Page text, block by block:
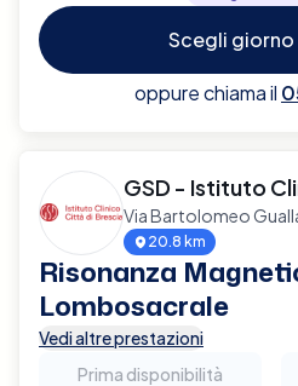
Scegli giorno
oppure chiama il
GSD - Istituto
Via Bartolomeo
20.8 km
Risonanza
Lombosacrale
Vedi altre prestazioni
Prima disponibilità